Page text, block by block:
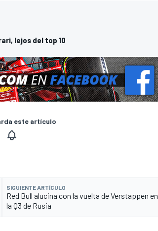
lejos del top 10
este artículo
SIGUIENTE ARTÍCULO
Red Bull alucina con la vuelta de Verstappen en
la Q3 de Rusia